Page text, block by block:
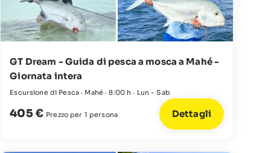
GT Dream - Guida di pesca a mosca a Mahé -
Giornata intera
Escursione di Pesca · Mahé · 8:00 h · Lun - Sab
405 € Prezzo per 1 persona Dettagli